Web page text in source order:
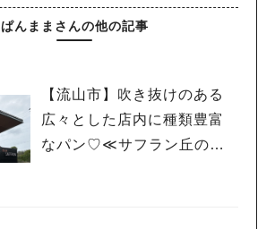
ぱんままさんの他の記事
【流山市】吹き抜けのある
広々とした店内に種類豊富
なパン♡≪サフラン丘の上店